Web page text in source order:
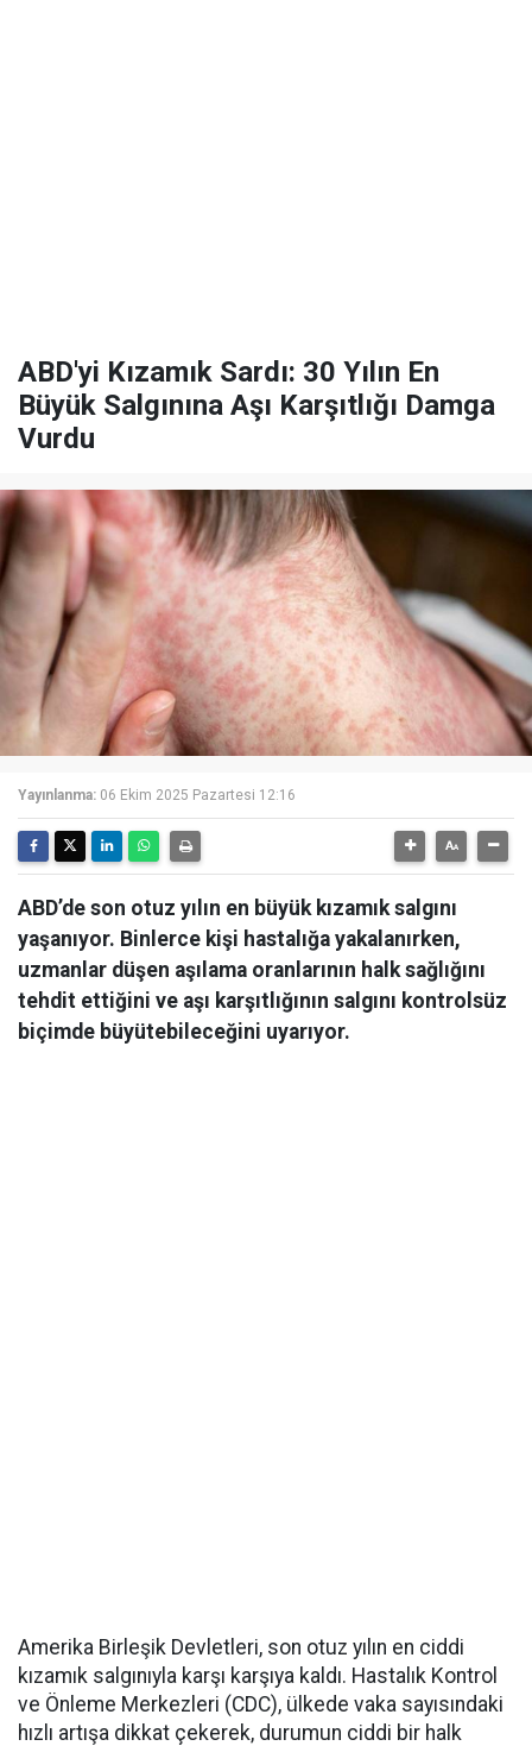
ABD'yi Kızamık Sardı: 30 Yılın En
Büyük Salgınına Aşı Karşıtlığı Damga
Vurdu
Yayınlanma: 06 Ekim 2025 Pazartesi 12:16
ABD’de son otuz yılın en büyük kızamık salgını
yaşanıyor. Binlerce kişi hastalığa yakalanırken,
uzmanlar düşen aşılama oranlarının halk sağlığını
tehdit ettiğini ve aşı karşıtlığının salgını kontrolsüz
biçimde büyütebileceğini uyarıyor.
Amerika Birleşik Devletleri, son otuz yılın en ciddi
kızamık salgınıyla karşı karşıya kaldı. Hastalık Kontrol
ve Önleme Merkezleri (CDC), ülkede vaka sayısındaki
hızlı artışa dikkat çekerek, durumun ciddi bir halk